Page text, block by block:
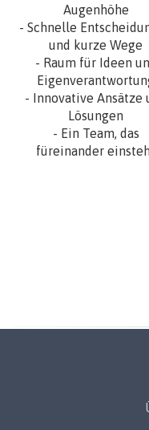
Augenhöhe
- Schnelle
und kurze Wege
- Raum für Ideen
- Innovative Ansätze
Lösungen
- Ein Team, das
füreinander